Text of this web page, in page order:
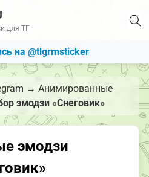
для ТГ
на @tlgrmsticker
→ Анимированные
эмодзи «Снеговик»
эмодзи